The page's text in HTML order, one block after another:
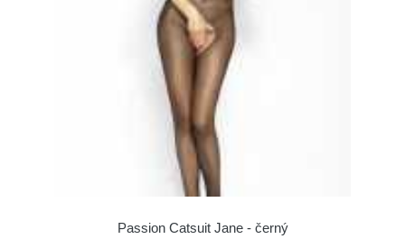
Passion Catsuit Jane - černý